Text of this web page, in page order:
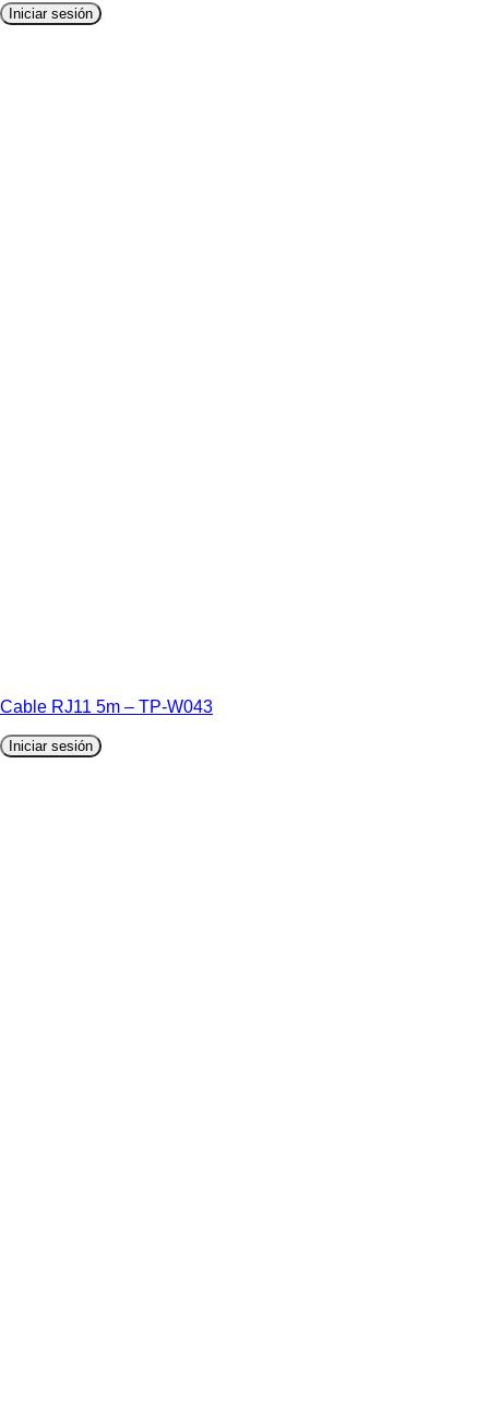
Iniciar sesión
Cable RJ11 5m – TP-W043
Iniciar sesión